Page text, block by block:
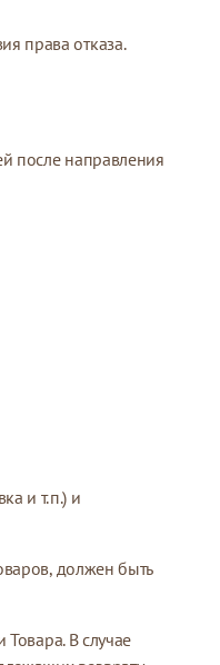
права отказа.
после направления
и т.п.) и
должен быть
Товара. В случае